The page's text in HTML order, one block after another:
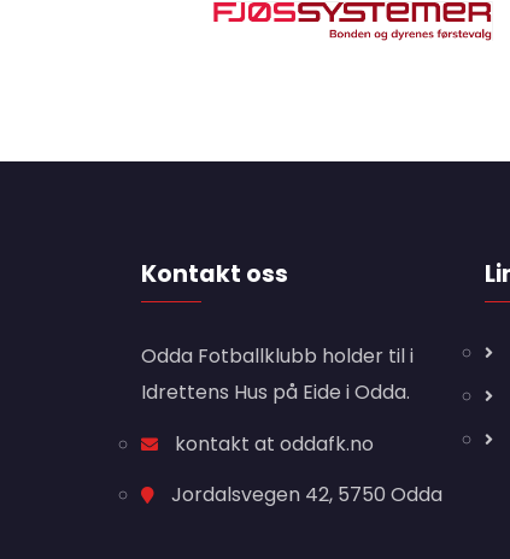
Kontakt oss
Odda Fotballklubb holder til i
Idrettens Hus på Eide i Odda.
kontakt at oddafk.no
Jordalsvegen 42, 5750 Odda